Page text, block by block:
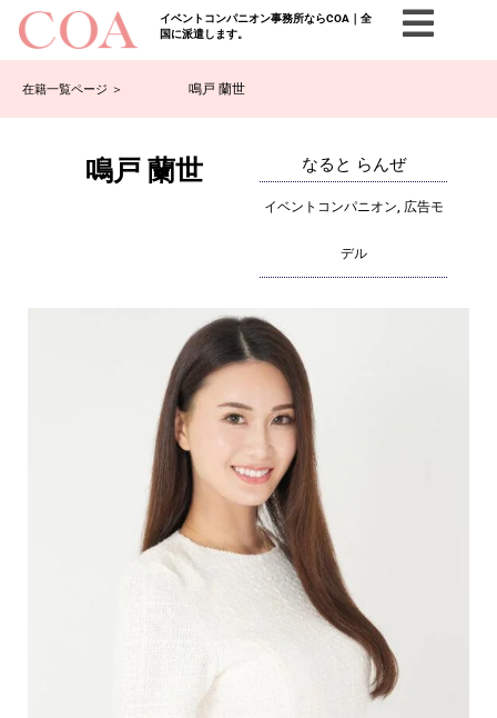
イベントコンパニオン事務所ならCOA｜全
国に派遣します。
在籍一覧ページ ＞ 鳴戸 蘭世
鳴戸 蘭世 なると らんぜ
イベントコンパニオン, 広告モ
デル